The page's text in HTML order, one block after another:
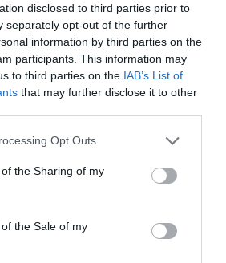
disclosed to third parties prior to
separately opt-out of the further
information by third parties on the
participants. This information may
to third parties on the IAB’s List of
that may further disclose it to other
Opt Outs
the Sharing of my
the Sale of my
εμουλσιόν στη γάζα
Ανακάλυψέ το